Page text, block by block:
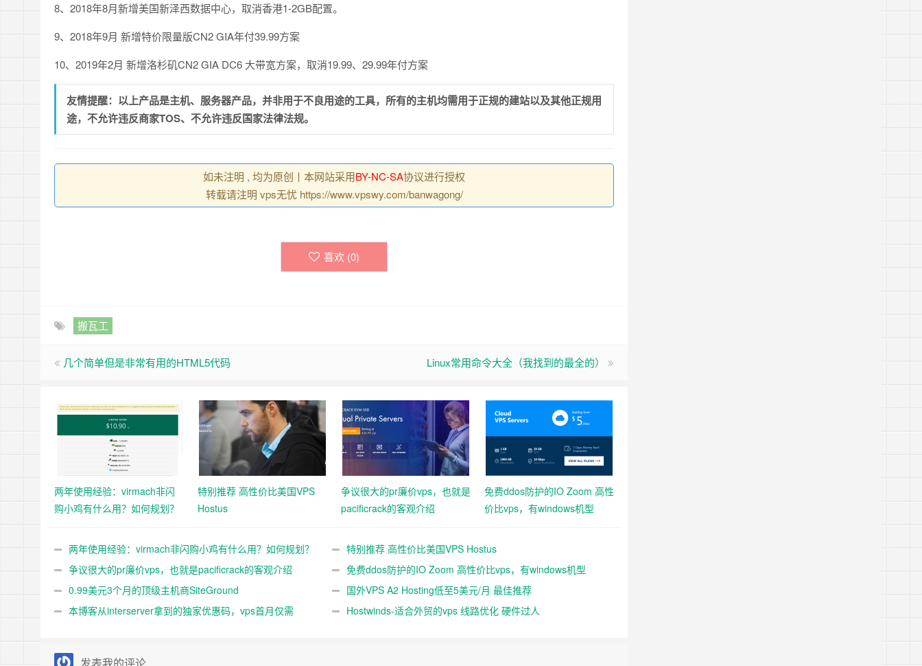
8、2018年8月新增美国新泽西数据中心，取消香港1-2GB配置。
9、2018年9月 新增特价限量版CN2 GIA年付39.99方案
10、2019年2月 新增洛杉矶CN2 GIA DC6 大带宽方案，取消19.99、29.99年付方案
友情提醒：以上产品是主机、服务器产品，并非用于不良用途的工具，所有的主机均需用于正规的建站以及其他正规用
途，不允许违反商家TOS、不允许违反国家法律法规。
如未注明 , 均为原创丨本网站采用BY-NC-SA协议进行授权
转载请注明 vps无忧 https://www.vpswy.com/banwagong/
喜欢 (0)
搬瓦工
几个简单但是非常有用的HTML5代码 Linux常用命令大全（我找到的最全的）
两年使用经验：virmach非闪
购小鸡有什么用？如何规划？
特别推荐 高性价比美国VPS
Hostus
争议很大的pr廉价vps，也就是
pacificrack的客观介绍
免费ddos防护的IO Zoom 高性
价比vps，有windows机型
两年使用经验：virmach非闪购小鸡有什么用？如何规划？
特别推荐 高性价比美国VPS Hostus
争议很大的pr廉价vps，也就是pacificrack的客观介绍
免费ddos防护的IO Zoom 高性价比vps，有windows机型
0.99美元3个月的顶级主机商SiteGround
国外VPS A2 Hosting低至5美元/月 最佳推荐
本博客从interserver拿到的独家优惠码，vps首月仅需
Hostwinds-适合外贸的vps 线路优化 硬件过人